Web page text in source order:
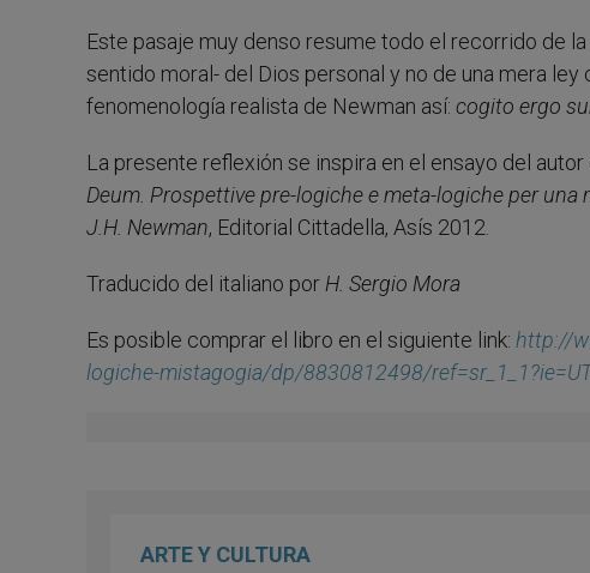
Este pasaje muy denso resume todo el recorrido de
sentido moral- del Dios personal y no de una mera
fenomenología realista de Newman así: cogito ergo
La presente reflexión se inspira en el ensayo del
Deum. Prospettive pre-logiche e meta-logiche per una
J.H. Newman, Editorial Cittadella, Asís 2012.
Traducido del italiano por H. Sergio Mora
Es posible comprar el libro en el siguiente link: http://
logiche-mistagogia/dp/8830812498/
ARTE Y CULTURA